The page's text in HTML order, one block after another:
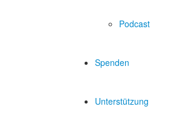
Podcast
Spenden
Unterstützung